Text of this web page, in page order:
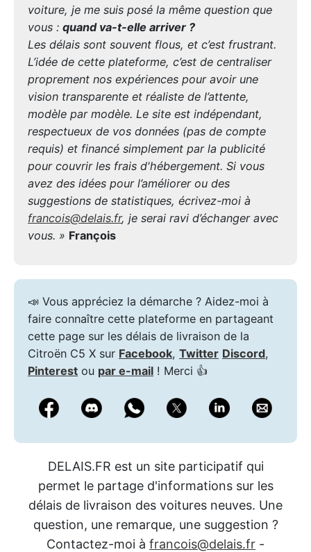
voiture, je me suis posé la même question que
vous : quand va-t-elle arriver ?
Les délais sont souvent flous, et c’est frustrant.
L’idée de cette plateforme, c’est de centraliser
proprement nos expériences pour avoir une
vision transparente et réaliste de l’attente,
modèle par modèle. Le site est indépendant,
respectueux de vos données (pas de compte
requis) et financé simplement par la publicité
pour couvrir les frais d'hébergement. Si vous
avez des idées pour l’améliorer ou des
suggestions de statistiques, écrivez-moi à
francois@delais.fr, je serai ravi d’échanger avec
vous. » François
📣 Vous appréciez la démarche ? Aidez-moi à
faire connaître cette plateforme en partageant
cette page sur les délais de livraison de la
Citroën C5 X sur Facebook, Twitter Discord,
Pinterest ou par e-mail ! Merci 👍
DELAIS.FR est un site participatif qui
permet le partage d'informations sur les
délais de livraison des voitures neuves. Une
question, une remarque, une suggestion ?
Contactez-moi à francois@delais.fr -